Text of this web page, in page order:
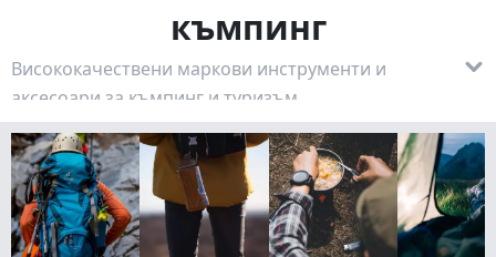
къмпинг
Висококачествени маркови инструменти и
аксесоари за къмпинг и туризъм.